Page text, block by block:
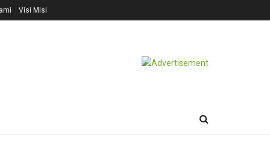
Visi Misi